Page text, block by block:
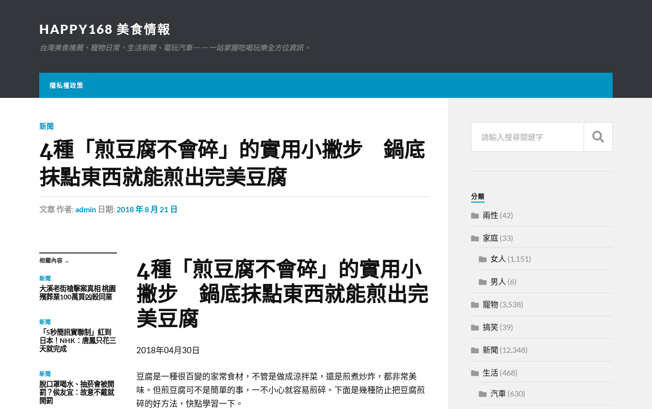
HAPPY168 美食情報
台灣美食推薦、寵物日常、生活新聞、電玩汽車——一站掌握吃喝玩樂全方位資訊。
隱私權政策
新聞
4種「煎豆腐不會碎」的實用小撇步 鍋底
抹點東西就能煎出完美豆腐
文章作者: admin 日期: 2018 年 8 月 21 日
相關內容 →
新聞
大溪老街槍擊案真相 桃園
殯葬業100萬買凶殺同業
新聞
「5秒簡訊實聯制」紅到
日本！NHK：唐鳳只花三
天就完成
新聞
脫口罩喝水、抽菸會被開
罰？侯友宜：故意不戴就
開罰
4種「煎豆腐不會碎」的實用小
撇步 鍋底抹點東西就能煎出完
美豆腐
2018年04月30日
豆腐是一種很百變的家常食材，不管是做成涼拌菜，還是煎煮炒炸，都非常美
味。但煎豆腐可不是簡單的事，一不小心就容易煎碎。下面是幾種防止把豆腐煎
碎的好方法，快點學習一下。
分類
兩性 (42)
家庭(33)
女人 (1,151)
男人 (6)
寵物(3,538)
搞笑(39)
新聞 (12,348)
生活(468)
汽車(630)